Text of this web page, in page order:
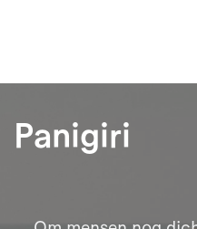
Panigiri